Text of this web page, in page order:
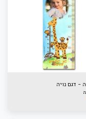
- דגם נויה